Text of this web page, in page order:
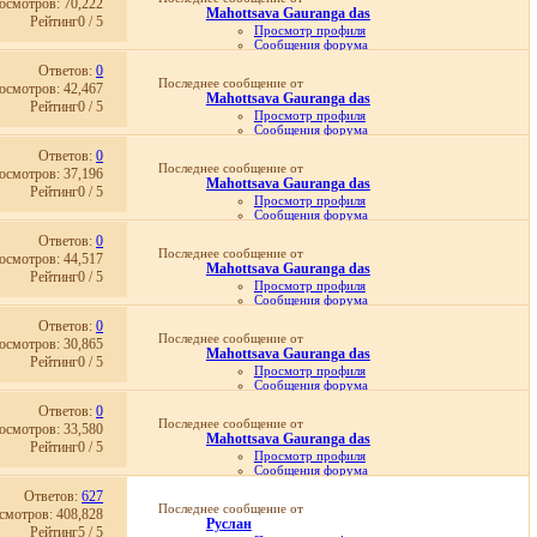
27.08.2020,11:21
70,222
Рейтинг0 / 5
Mahottsava Gauranga das
Просмотр профиля
Сообщения форума
Просмотр статей
09.01.2020,10:09
Ответов:0
42,467
Рейтинг0 / 5
Последнее сообщение от
Mahottsava Gauranga das
Просмотр профиля
Сообщения форума
Просмотр статей
09.01.2020,10:02
Ответов:0
37,196
Рейтинг0 / 5
Последнее сообщение от
Mahottsava Gauranga das
Просмотр профиля
Сообщения форума
Просмотр статей
28.11.2019,10:08
Ответов:0
44,517
Рейтинг0 / 5
Последнее сообщение от
Mahottsava Gauranga das
Просмотр профиля
Сообщения форума
Просмотр статей
26.10.2019,13:54
Ответов:0
30,865
Рейтинг0 / 5
Последнее сообщение от
Mahottsava Gauranga das
Просмотр профиля
Сообщения форума
Просмотр статей
26.10.2019,13:19
Ответов:0
33,580
Рейтинг0 / 5
Последнее сообщение от
Mahottsava Gauranga das
Просмотр профиля
Сообщения форума
Просмотр статей
26.10.2019,
Ответов:627
408,828
Рейтинг5 / 5
Последнее сообщение от
Руслан